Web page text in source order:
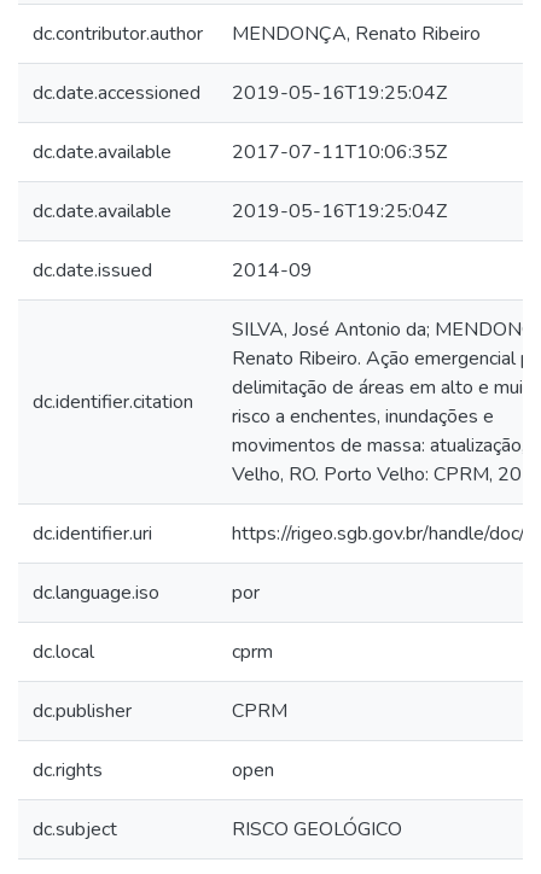
dc.contributor.author MENDONÇA, Renato Ribeiro
dc.date.accessioned 2019-05-16T19:25:04Z
dc.date.available 2017-07-11T10:06:35Z
dc.date.available 2019-05-16T19:25:04Z
dc.date.issued 2014-09
dc.identifier.citation
SILVA, José Antonio da;
Renato Ribeiro. Ação emergencial
delimitação de áreas em alto e
risco a enchentes, inundações e
movimentos de massa: atualização,
Velho, RO. Porto Velho: CPRM,
dc.identifier.uri https://rigeo.sgb.gov.br/handle/doc/
dc.language.iso por
dc.local cprm
dc.publisher CPRM
dc.rights open
dc.subject RISCO GEOLÓGICO